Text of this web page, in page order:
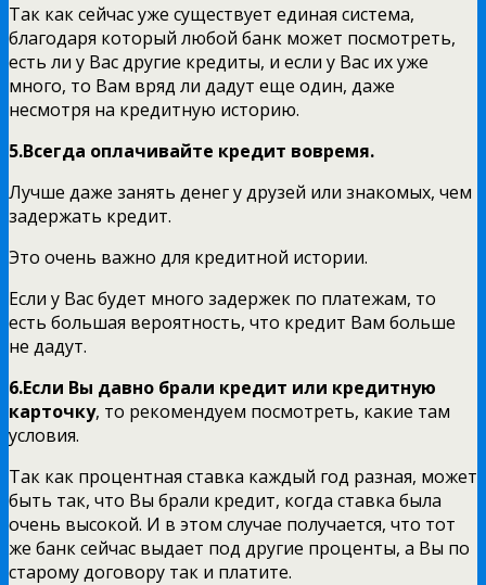
Так как сейчас уже существует единая система,
благодаря который любой банк может посмотреть,
есть ли у Вас другие кредиты, и если у Вас их уже
много, то Вам вряд ли дадут еще один, даже
несмотря на кредитную историю.
5.Всегда оплачивайте кредит вовремя.
Лучше даже занять денег у друзей или знакомых, чем
задержать кредит.
Это очень важно для кредитной истории.
Если у Вас будет много задержек по платежам, то
есть большая вероятность, что кредит Вам больше
не дадут.
6.Если Вы давно брали кредит или кредитную
карточку, то рекомендуем посмотреть, какие там
условия.
Так как процентная ставка каждый год разная, может
быть так, что Вы брали кредит, когда ставка была
очень высокой. И в этом случае получается, что тот
же банк сейчас выдает под другие проценты, а Вы по
старому договору так и платите.